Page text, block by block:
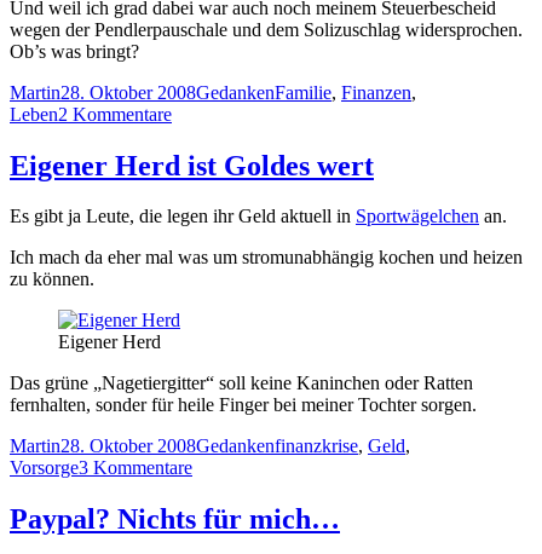
Und weil ich grad dabei war auch noch meinem Steuerbescheid
wegen der Pendlerpauschale und dem Solizuschlag widersprochen.
Ob’s was bringt?
Autor
MartinVeröffentlicht
am
28. Oktober 2008Kategorien
GedankenSchlagwörter
Familie, Finanzen,
Leben2 Kommentarezu
Eigener Herd ist Goldes wert
Es gibt ja Leute, die legen ihr Geld aktuell in Sportwägelchen an.
Ich mach da eher mal was um stromunabhängig kochen und heizen
zu können.
Eigener Herd
Das grüne „Nagetiergitter“ soll keine Kaninchen oder Ratten
fernhalten, sonder für heile Finger bei meiner Tochter sorgen.
Autor
MartinVeröffentlicht
am
28. Oktober 2008Kategorien
GedankenSchlagwörter
finanzkrise, Geld,
Vorsorge3 Kommentarezu
Herd
ist
Paypal? Nichts für mich…